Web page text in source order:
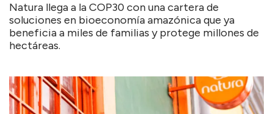
Natura llega a la COP30 con una cartera de
soluciones en bioeconomía amazónica que ya
beneficia a miles de familias y protege millones de
hectáreas.